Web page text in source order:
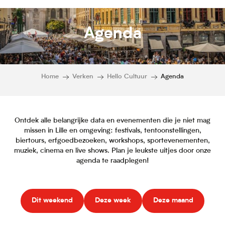
Agenda
Home Verken Hello Cultuur Agenda
Ontdek alle belangrijke data en evenementen die je niet mag
missen in Lille en omgeving: festivals, tentoonstellingen,
biertours, erfgoedbezoeken, workshops, sportevenementen,
muziek, cinema en live shows. Plan je leukste uitjes door onze
agenda te raadplegen!
Dit weekend Deze week Deze maand